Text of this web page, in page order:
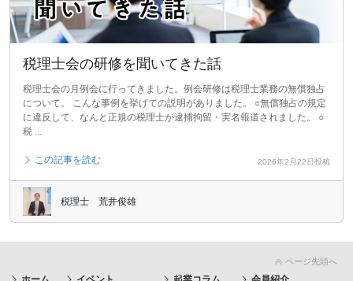
税理士会の研修を聞いてきた話
税理士会の月例会に行ってきました。例会研修は税理士業務の無償独占
について。 こんな事例を挙げての説明がありました。 ○無償独占の規定
に違反して、なんと正規の税理士が逮捕拘留・実名報道されました。 ○
税 ...
この記事を読む 2026年2月22日投稿
税理士 荒井俊雄
ページ先頭へ